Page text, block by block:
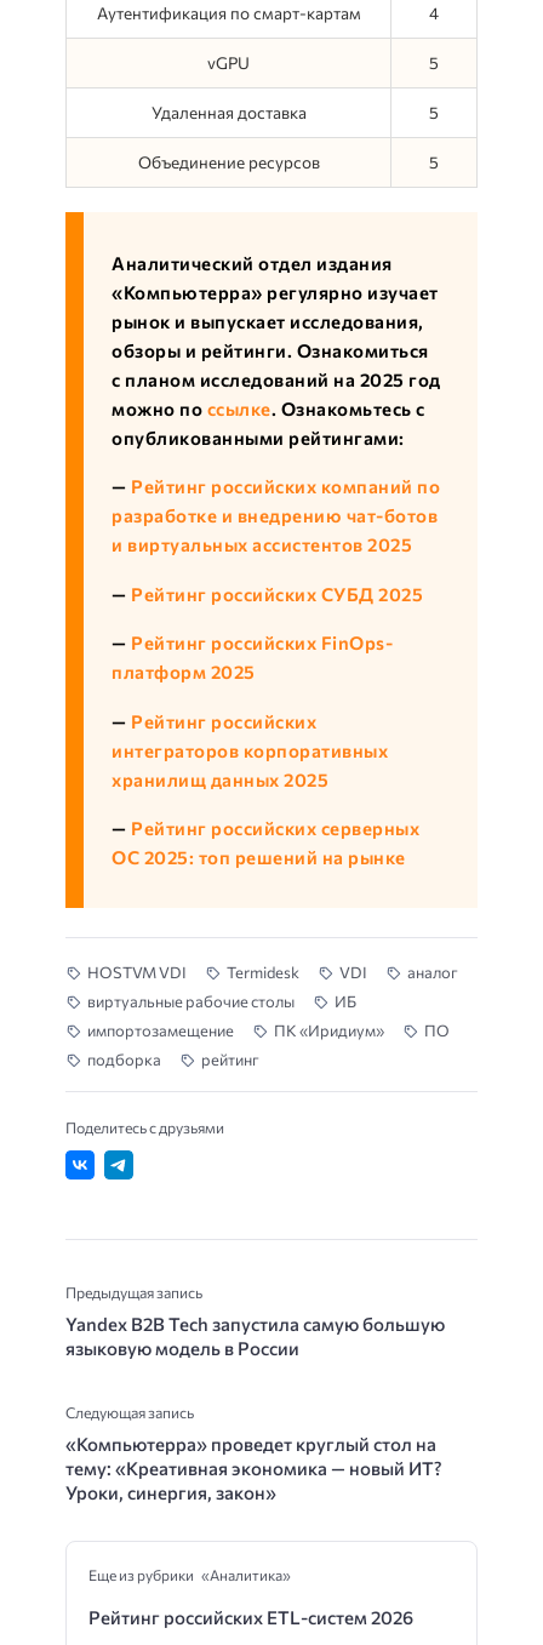
Аутентификация по смарт-картам 4
vGPU 5
Удаленная доставка 5
Объединение ресурсов 5
Аналитический отдел издания
«Компьютерра» регулярно изучает
рынок и выпускает исследования,
обзоры и рейтинги. Ознакомиться
с планом исследований на 2025 год
можно по ссылке. Ознакомьтесь с
опубликованными рейтингами:
— Рейтинг российских компаний по
разработке и внедрению чат-ботов
и виртуальных ассистентов 2025
— Рейтинг российских СУБД 2025
— Рейтинг российских FinOps-
платформ 2025
— Рейтинг российских
интеграторов корпоративных
хранилищ данных 2025
— Рейтинг российских серверных
ОС 2025: топ решений на рынке
HOSTVM VDI Termidesk VDI
аналог
виртуальные рабочие столы
ИБ
импортозамещение
ПК «Иридиум»
ПО
подборка
рейтинг
Поделитесь с друзьями
Предыдущая запись
Yandex B2B Tech запустила самую большую
языковую модель в России
Следующая запись
«Компьютерра» проведет круглый стол на
тему: «Креативная экономика — новый ИТ?
Уроки, синергия, закон»
Еще из рубрики «Аналитика»
Рейтинг российских ETL-систем 2026